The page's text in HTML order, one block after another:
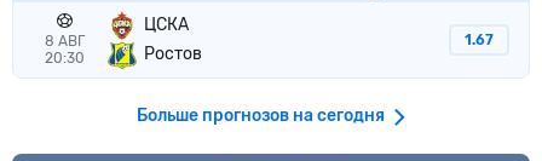
8 АВГ
20:30
ЦСКА
Ростов
1.67
Больше прогнозов на сегодня